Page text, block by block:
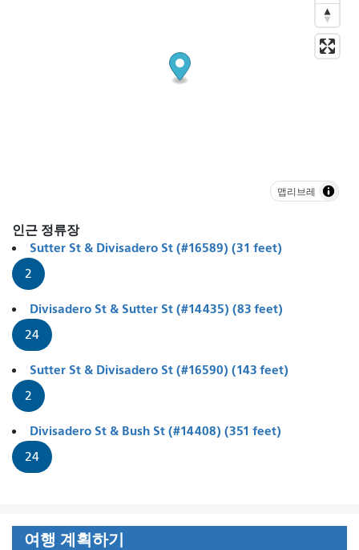
맵리브레
인근 정류장
Sutter St & Divisadero St (#16589) (31 feet)
2
Divisadero St & Sutter St (#14435) (83 feet)
24
Sutter St & Divisadero St (#16590) (143 feet)
2
Divisadero St & Bush St (#14408) (351 feet)
24
여행 계획하기